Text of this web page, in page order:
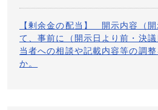
度の末日における配当の実績
い。
【剰余金の配当】 開示内容（
て、事前に（開示日より前・決
当者への相談や記載内容等の調
か。